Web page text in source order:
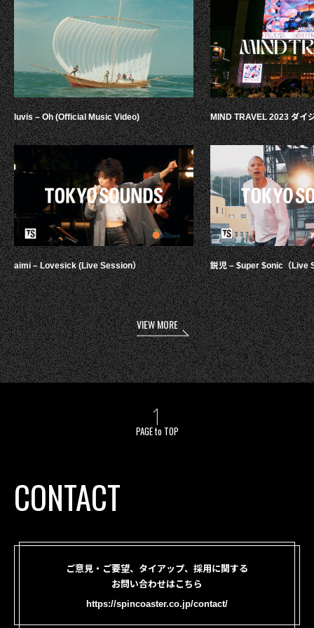
luvis – Oh (Official Music Video)
aimi – Lovesick (Live Session）
MIND TRAVEL 2023 ダイ
鋭児 – $uper $onic（Live
VIEW MORE
PAGE to TOP
CONTACT
ご意見・ご要望、タイアップ、採用に関する
お問い合わせはこちら
https://spincoaster.co.jp/contact/